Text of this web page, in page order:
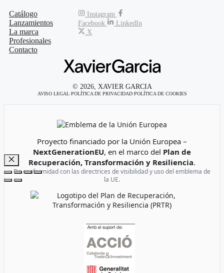
Catálogo
Lanzamientos
La marca
Profesionales
Contacto
Instagram
Facebook
LinkedIn
X
© 2026, XAVIER GARCIA
AVISO LEGAL·POLÍTICA DE PRIVACIDAD·POLÍTICA DE COOKIES
Proyecto financiado por la Unión Europea –
NextGenerationEU, en el marco del Plan de
Recuperación, Transformación y Resiliencia.
De conformidad con las directrices de visibilidad y uso del emblema de
la UE.
Cerrar